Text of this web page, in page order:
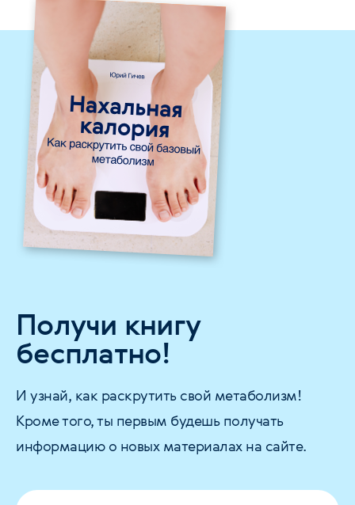
Получи книгу
бесплатно!
И узнай, как раскрутить свой метаболизм!
Кроме того, ты первым будешь получать
информацию о новых материалах на сайте.